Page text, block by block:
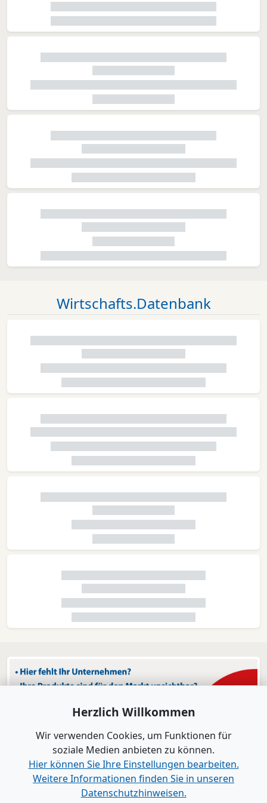
Wirtschafts.Datenbank
Herzlich Willkommen
Wir verwenden Cookies, um Funktionen für
soziale Medien anbieten zu können.
Hier können Sie Ihre Einstellungen bearbeiten.
Weitere Informationen finden Sie in unseren
Datenschutzhinweisen.